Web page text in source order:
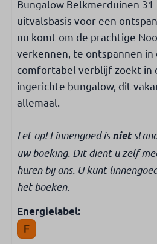
Bungalow Belkmerduinen
uitvalsbasis voor een
nu komt om de prachtige
verkennen, te ontspannen in
comfortabel verblijf zoekt in
ingerichte bungalow, dit
allemaal.
Let op! Linnengoed isniet
uw boeking. Dit dient u zelf
huren bij ons. U kunt
het boeken.
Energielabel: